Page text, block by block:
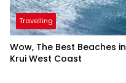
Travelling
Wow, The Best Beaches in
Krui West Coast